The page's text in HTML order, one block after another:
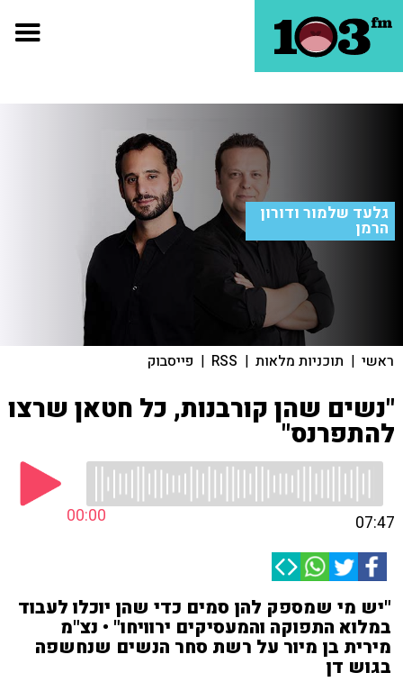
גלעד שלמור ודורון
הרמן
ראשי | תוכניות מלאות |
RSS
| פייסבוק
"נשים שהן קורבנות, כל חטאן שרצו
להתפרנס"
00:00 07:47
"יש מי שמספק להן סמים כדי שהן יוכלו לעבוד
במלוא התפוקה והמעסיקים ירוויחו" • נצ"מ
מירית בן מיור על רשת סחר הנשים שנחשפה
בגוש דן